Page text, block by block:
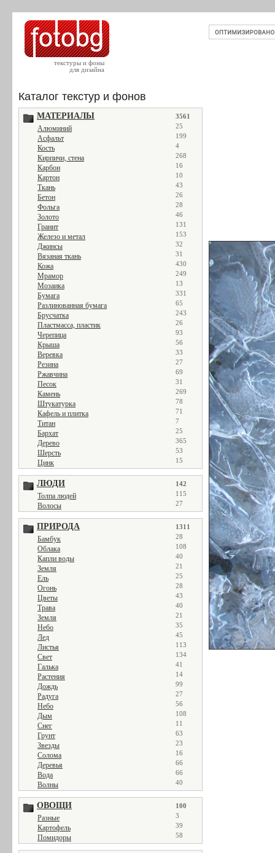
текстуры и фоны
для дизайна
Каталог текстур и фонов
МАТЕРИАЛЫ 3561
Алюминий 25
Асфальт 199
Кость 4
Кирпичи, стена 268
Карбон 16
Картон 10
Ткань 43
Бетон 26
Фольга 28
Золото 46
Гранит 131
Железо и метал 153
Джинсы 32
Вязаная ткань 31
Кожа 430
Мрамор 249
Мозаика 13
Бумага 331
Разлинованная бумага 65
Брусчатка 243
Пластмасса, пластик 26
Черепица 93
Крыша 56
Веревка 33
Резина 27
Ржавчина 69
Песок 31
Камень 269
Штукатурка 78
Кафель и плитка 71
Титан 7
Бархат 25
Дерево 365
Шерсть 53
Цинк 15
ЛЮДИ 142
Толпа людей 115
Волосы 27
ПРИРОДА 1311
Бамбук 28
Облака 108
Капли воды 40
Земля 21
Ель 25
Огонь 28
Цветы 43
Трава 40
Земля 21
Небо 35
Лед 45
Листья 113
Свет 134
Галька 41
Растения 14
Дождь 99
Радуга 27
Небо 56
Дым 108
Снег 11
Грунт 63
Звезды 23
Солома 16
Деревья 66
Вода 66
Волны 40
ОВОЩИ 100
Разные 3
Картофель 39
Помидоры 58